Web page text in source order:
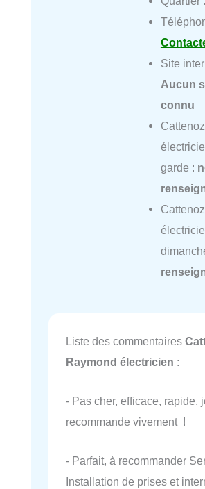
Site
Aucun
connu
garde :
Liste des commentaires
Raymond électricien :
- Pas cher, efficace, rapide,
recommande vivement !
- Parfait, à recommander
Installation de prises et